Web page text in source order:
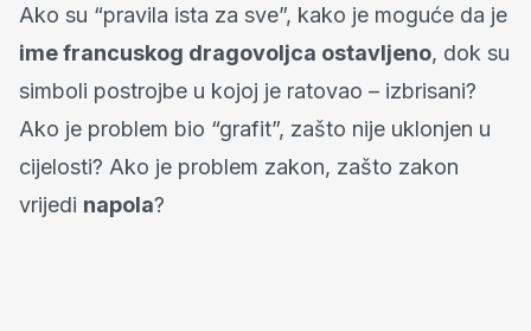
Ako su “pravila ista za sve”, kako je moguće da je
ime francuskog dragovoljca ostavljeno, dok su
simboli postrojbe u kojoj je ratovao – izbrisani?
Ako je problem bio “grafit”, zašto nije uklonjen u
cijelosti? Ako je problem zakon, zašto zakon
vrijedi napola?